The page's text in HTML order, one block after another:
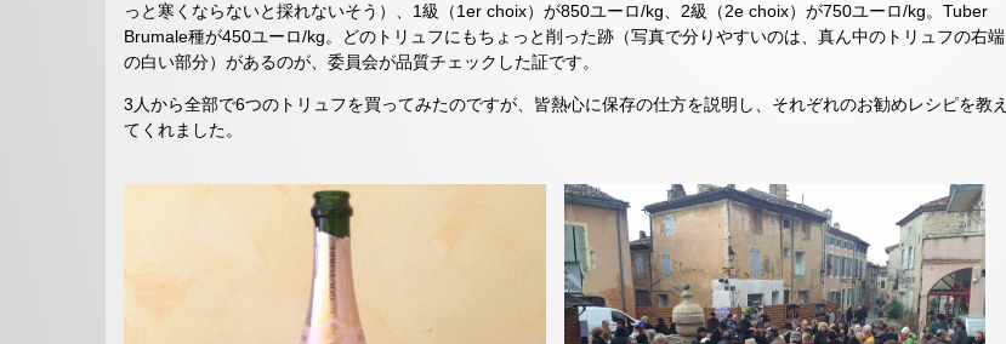
っと寒くならないと採れないそう）、1級（1er choix）が850ユーロ/kg、2級（2e choix）が750ユーロ/kg。Tuber
Brumale種が450ユーロ/kg。どのトリュフにもちょっと削った跡（写真で分りやすいのは、真ん中のトリュフの右端
の白い部分）があるのが、委員会が品質チェックした証です。
3人から全部で6つのトリュフを買ってみたのですが、皆熱心に保存の仕方を説明し、それぞれのお勧めレシピを教え
てくれました。